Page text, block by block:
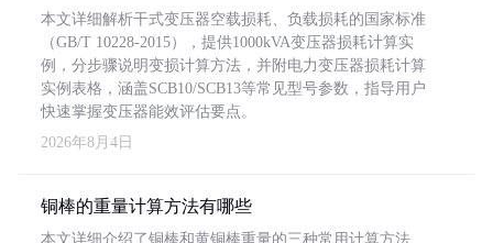
本文详细解析干式变压器空载损耗、负载损耗的国家标准
（GB/T 10228-2015），提供1000kVA变压器损耗计算实
例，分步骤说明变损计算方法，并附电力变压器损耗计算
实例表格，涵盖SCB10/SCB13等常见型号参数，指导用户
快速掌握变压器能效评估要点。
2026年8月4日
铜棒的重量计算方法有哪些
本文详细介绍了铜棒和黄铜棒重量的三种常用计算方法